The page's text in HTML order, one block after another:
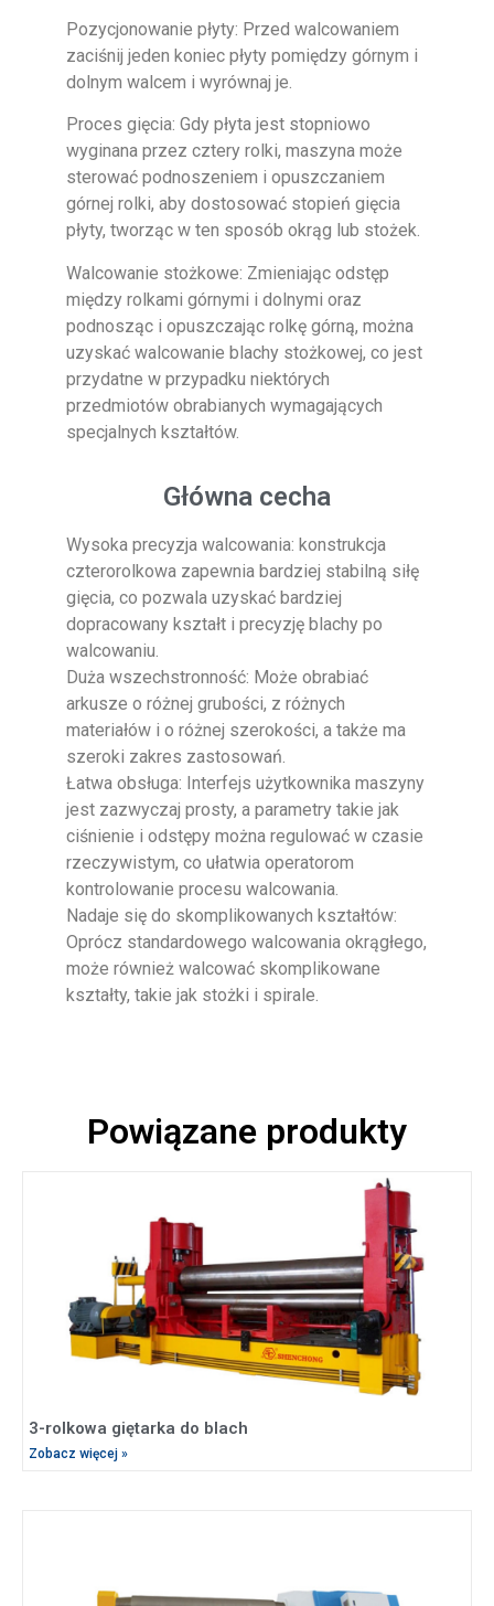
Pozycjonowanie płyty: Przed walcowaniem
zaciśnij jeden koniec płyty pomiędzy górnym i
dolnym walcem i wyrównaj je.
Proces gięcia: Gdy płyta jest stopniowo
wyginana przez cztery rolki, maszyna może
sterować podnoszeniem i opuszczaniem
górnej rolki, aby dostosować stopień gięcia
płyty, tworząc w ten sposób okrąg lub stożek.
Walcowanie stożkowe: Zmieniając odstęp
między rolkami górnymi i dolnymi oraz
podnosząc i opuszczając rolkę górną, można
uzyskać walcowanie blachy stożkowej, co jest
przydatne w przypadku niektórych
przedmiotów obrabianych wymagających
specjalnych kształtów.
Główna cecha
Wysoka precyzja walcowania: konstrukcja
czterorolkowa zapewnia bardziej stabilną siłę
gięcia, co pozwala uzyskać bardziej
dopracowany kształt i precyzję blachy po
walcowaniu.
Duża wszechstronność: Może obrabiać
arkusze o różnej grubości, z różnych
materiałów i o różnej szerokości, a także ma
szeroki zakres zastosowań.
Łatwa obsługa: Interfejs użytkownika maszyny
jest zazwyczaj prosty, a parametry takie jak
ciśnienie i odstępy można regulować w czasie
rzeczywistym, co ułatwia operatorom
kontrolowanie procesu walcowania.
Nadaje się do skomplikowanych kształtów:
Oprócz standardowego walcowania okrągłego,
może również walcować skomplikowane
kształty, takie jak stożki i spirale.
Powiązane produkty
3-rolkowa giętarka do blach
Zobacz więcej »